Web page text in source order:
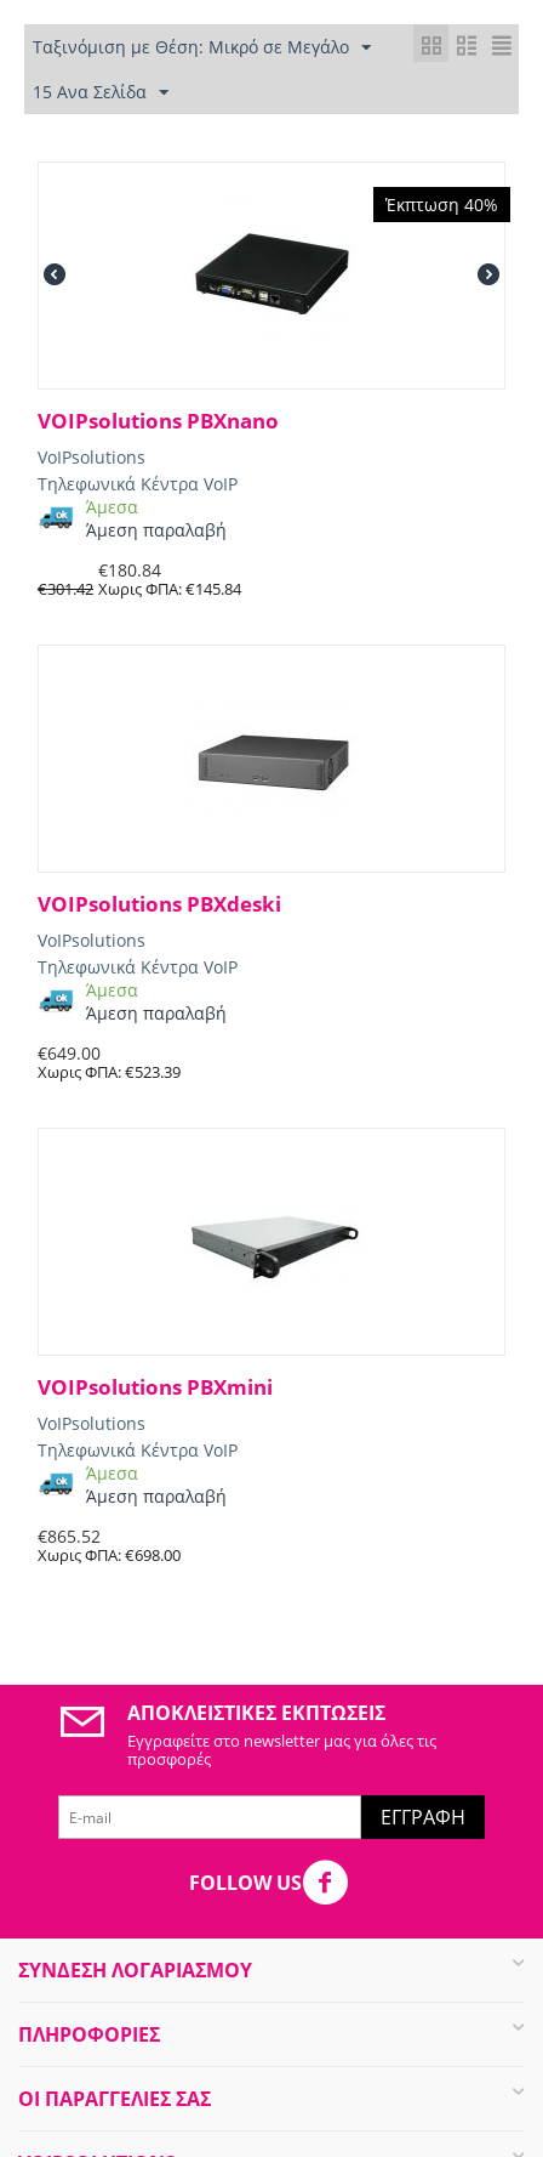
Ταξινόμιση με Θέση: Μικρό σε Μεγάλο
15 Ανα Σελίδα
Έκπτωση 40%
VOIPsolutions PBXnano
VoIPsolutions
Τηλεφωνικά Κέντρα VoIP
Άμεσα
Άμεση παραλαβή
€301.42
€180.84
Χωρις ΦΠΑ:€145.84
VOIPsolutions PBXdeski
VoIPsolutions
Τηλεφωνικά Κέντρα VoIP
Άμεσα
Άμεση παραλαβή
€649.00
Χωρις ΦΠΑ:€523.39
VOIPsolutions PBXmini
VoIPsolutions
Τηλεφωνικά Κέντρα VoIP
Άμεσα
Άμεση παραλαβή
€865.52
Χωρις ΦΠΑ:€698.00
ΑΠΟΚΛΕΙΣΤΙΚΈΣ ΕΚΠΤΏΣΕΙΣ
Εγγραφείτε στo newsletter μας για όλες τις
προσφορές
ΕΓΓΡΑΦΉ
FOLLOW US
ΣΥΝΔΕΣΗ ΛΟΓΑΡΙΑΣΜΟΥ​
ΠΛΗΡΟΦΟΡΊΕΣ
ΟΙ ΠΑΡΑΓΓΕΛΊΕΣ​ ΣΑΣ